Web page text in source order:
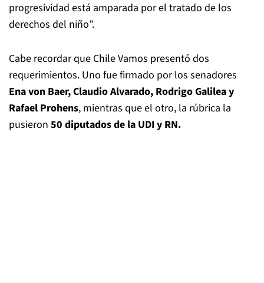
progresividad está amparada por el tratado de los
derechos del niño”.
Cabe recordar que Chile Vamos presentó dos
requerimientos. Uno fue firmado por los senadores
Ena von Baer, Claudio Alvarado, Rodrigo Galilea y
Rafael Prohens, mientras que el otro, la rúbrica la
pusieron 50 diputados de la UDI y RN.